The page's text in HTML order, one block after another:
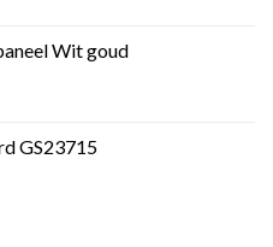
275,00.Wit goud
GS23715